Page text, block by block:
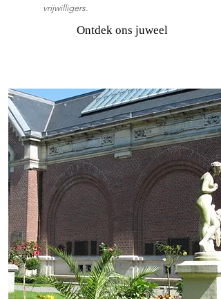
vrijwilligers.
Ontdek ons juweel